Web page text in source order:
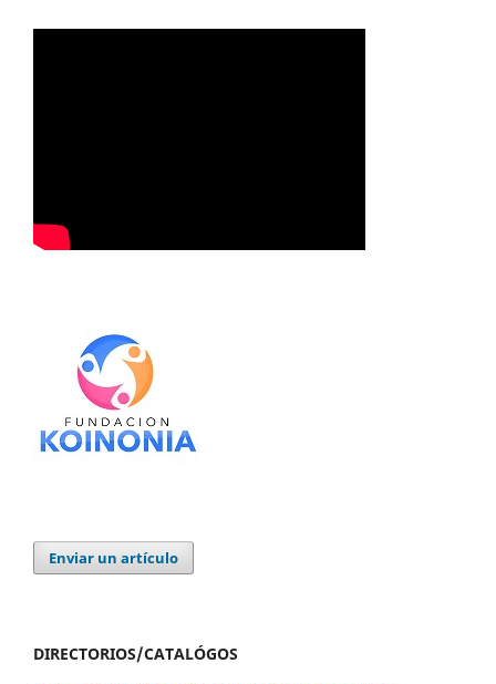
Enviar un artículo
DIRECTORIOS/CATALÓGOS